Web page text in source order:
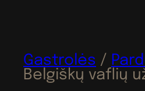
Gastrolės /
Belgiškų vaflių